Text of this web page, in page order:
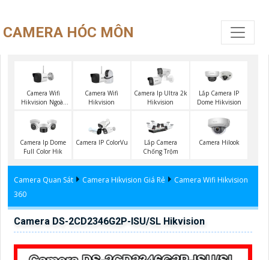
CAMERA HÓC MÔN
Camera Wifi
Hikvision Ngoài
Camera Wifi
Hikvision
Camera Ip Ultra 2k
Hikvision
Lắp Camera IP
Dome Hikvision
Camera Ip Dome
Full Color Hik
Camera IP ColorVu
Lắp Camera
Chống Trộm
Camera Hilook
Camera Quan Sát Camera Hikvision Giá Rẻ
Camera Wifi Hikvision
360
Camera DS-2CD2346G2P-ISU/SL Hikvision